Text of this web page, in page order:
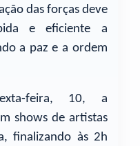
das forças deve
e eficiente a
a paz e a ordem
feira, 10, a
shows de artistas
finalizando às 2h